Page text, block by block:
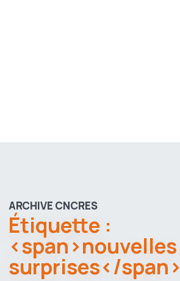
ARCHIVE CNCRES
Étiquette :
<span>nouvelles
surprises</span>